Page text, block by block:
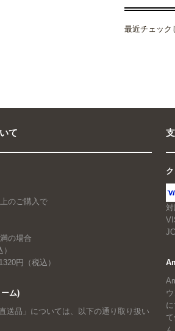
最近チェック
て
のご購入で
の場合
円（税込）
ム)
送品」については、以下の通り取り扱い